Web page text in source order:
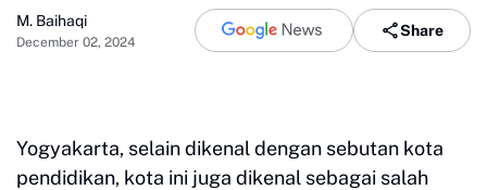
M. Baihaqi
December 02, 2024
Share
Yogyakarta, selain dikenal dengan sebutan kota
pendidikan, kota ini juga dikenal sebagai salah